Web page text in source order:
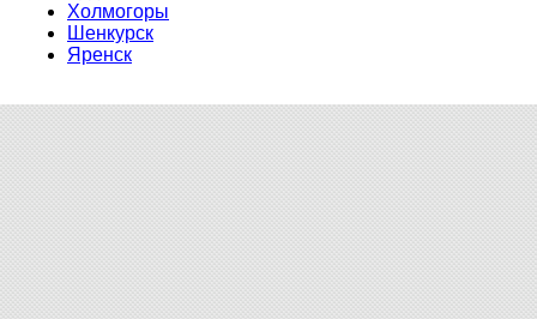
Холмогоры
Шенкурск
Яренск